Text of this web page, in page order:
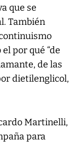
que se
También
por qué “de
de las
dietilenglicol,
Martinelli,
para